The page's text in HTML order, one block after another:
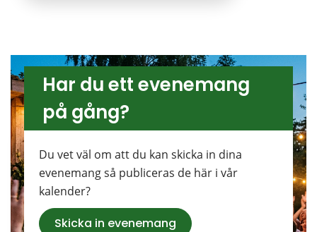
Har du ett evenemang
på gång?
Du vet väl om att du kan skicka in dina
evenemang så publiceras de här i vår
kalender?
Skicka in evenemang